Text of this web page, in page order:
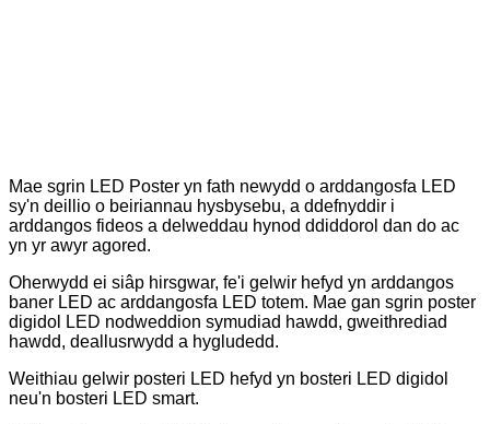
Mae sgrin LED Poster yn fath newydd o arddangosfa LED
sy'n deillio o beiriannau hysbysebu, a ddefnyddir i
arddangos fideos a delweddau hynod ddiddorol dan do ac
yn yr awyr agored.
Oherwydd ei siâp hirsgwar, fe'i gelwir hefyd yn arddangos
baner LED ac arddangosfa LED totem. Mae gan sgrin poster
digidol LED nodweddion symudiad hawdd, gweithrediad
hawdd, deallusrwydd a hygludedd.
Weithiau gelwir posteri LED hefyd yn bosteri LED digidol
neu'n bosteri LED smart.